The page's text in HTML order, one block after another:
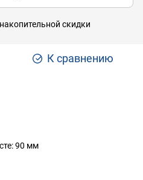
скидки
К сравнению
90 мм